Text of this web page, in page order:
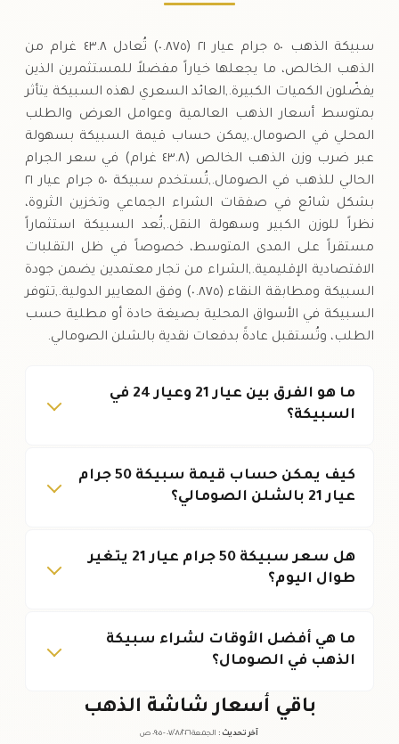
سبيكة الذهب ٥٠ جرام عيار ٢١ (٠.٨٧٥) تُعادل ٤٣.٨ غرام من
الذهب الخالص، ما يجعلها خياراً مفضلاً للمستثمرين الذين
يفضّلون الكميات الكبيرة.,العائد السعري لهذه السبيكة يتأثر
بمتوسط أسعار الذهب العالمية وعوامل العرض والطلب
المحلي في الصومال.,يمكن حساب قيمة السبيكة بسهولة
عبر ضرب وزن الذهب الخالص (٤٣.٨ غرام) في سعر الجرام
الحالي للذهب في الصومال.,تُستخدم سبيكة ٥٠ جرام عيار ٢١
بشكل شائع في صفقات الشراء الجماعي وتخزين الثروة،
نظراً للوزن الكبير وسهولة النقل.,تُعد السبيكة استثماراً
مستقراً على المدى المتوسط، خصوصاً في ظل التقلبات
الاقتصادية الإقليمية.,الشراء من تجار معتمدين يضمن جودة
السبيكة ومطابقة النقاء (٠.٨٧٥) وفق المعايير الدولية.,تتوفر
السبيكة في الأسواق المحلية بصيغة حادة أو مطلية حسب
الطلب، وتُستقبل عادةً بدفعات نقدية بالشلن الصومالي.
ما هو الفرق بين عيار 21 وعيار 24 في
السبيكة؟
كيف يمكن حساب قيمة سبيكة 50 جرام
عيار 21 بالشلن الصومالي؟
هل سعر سبيكة 50 جرام عيار 21 يتغير
طوال اليوم؟
ما هي أفضل الأوقات لشراء سبيكة
الذهب في الصومال؟
باقي أسعار شاشة الذهب
آخر تحديث : الجمعة ٠٧ /٠٨/٢٠٢٦ - ٠٩:٠٥ ص